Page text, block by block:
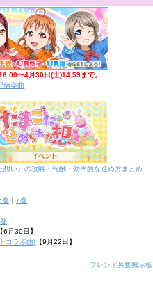
〜4月30日(土)14:59まで。
信楽曲
想い」の攻略・報酬・効率的な進め方まとめ
巻
7巻
【6月30日】
コラボ曲) 【9月22日】
フレンド募集掲示板